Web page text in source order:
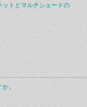
ットとマルチシェードの
。